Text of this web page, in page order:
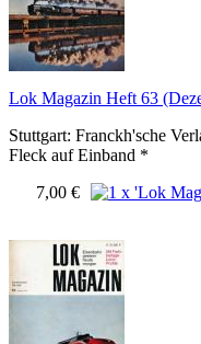
Lok Magazin Heft 63
Stuttgart: Franckh'sche
Fleck auf Einband *
7,00 €